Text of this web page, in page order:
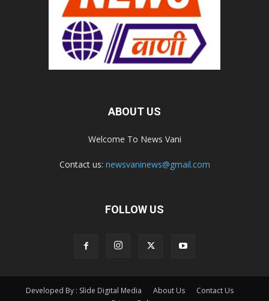
ABOUT US
Welcome To News Vani
Contact us: newsvaninews@gmail.com
FOLLOW US
Developed By : Slide Digital Media About Us
Contact Us